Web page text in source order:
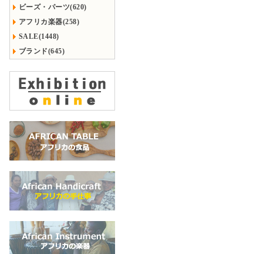
ビーズ・パーツ(620)
アフリカ楽器(258)
SALE(1448)
ブランド(645)